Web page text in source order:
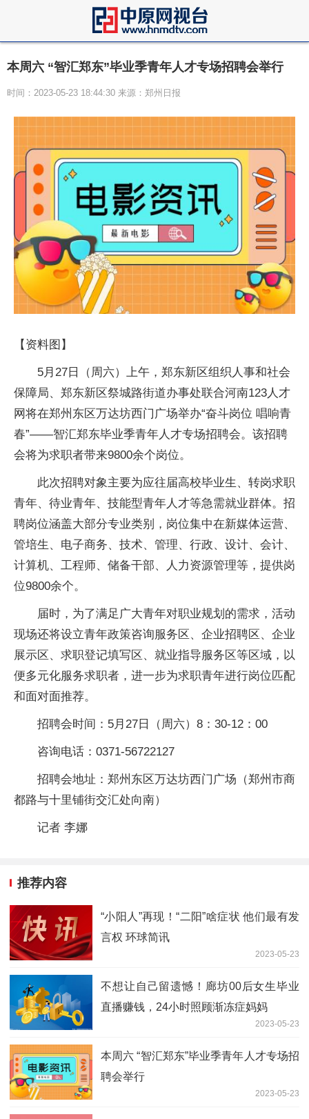
本周六 “智汇郑东”毕业季青年人才专场招聘会举行
时间：2023-05-23 18:44:30 来源：郑州日报
【资料图】
5月27日（周六）上午，郑东新区组织人事和社会
保障局、郑东新区祭城路街道办事处联合河南123人才
网将在郑州东区万达坊西门广场举办“奋斗岗位 唱响青
春”——智汇郑东毕业季青年人才专场招聘会。该招聘
会将为求职者带来9800余个岗位。
此次招聘对象主要为应往届高校毕业生、转岗求职
青年、待业青年、技能型青年人才等急需就业群体。招
聘岗位涵盖大部分专业类别，岗位集中在新媒体运营、
管培生、电子商务、技术、管理、行政、设计、会计、
计算机、工程师、储备干部、人力资源管理等，提供岗
位9800余个。
届时，为了满足广大青年对职业规划的需求，活动
现场还将设立青年政策咨询服务区、企业招聘区、企业
展示区、求职登记填写区、就业指导服务区等区域，以
便多元化服务求职者，进一步为求职青年进行岗位匹配
和面对面推荐。
招聘会时间：5月27日（周六）8：30-12：00
咨询电话：0371-56722127
招聘会地址：郑州东区万达坊西门广场（郑州市商
都路与十里铺街交汇处向南）
记者 李娜
推荐内容
“小阳人”再现！“二阳”啥症状 他们最有发
言权 环球简讯
2023-05-23
不想让自己留遗憾！廊坊00后女生毕业
直播赚钱，24小时照顾渐冻症妈妈
2023-05-23
本周六 “智汇郑东”毕业季青年人才专场招
聘会举行
2023-05-23